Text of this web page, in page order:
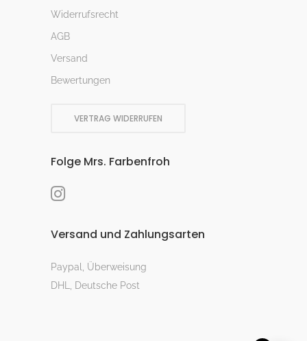
Widerrufsrecht
AGB
Versand
Bewertungen
VERTRAG WIDERRUFEN
Folge Mrs. Farbenfroh
Versand und Zahlungsarten
Paypal, Überweisung
DHL, Deutsche Post